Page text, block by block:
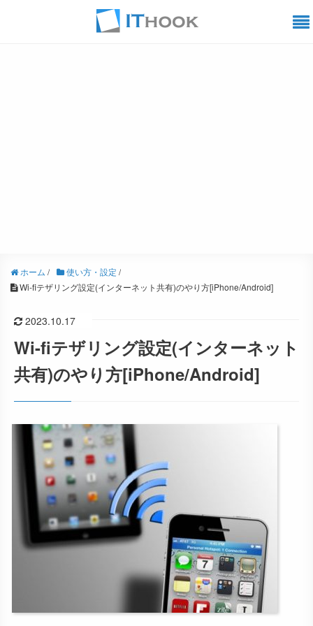
ホーム / 使い方・設定 /
Wi-fiテザリング設定(インターネット共有)のやり方[iPhone/Android]
2023.10.17
Wi-fiテザリング設定(インターネット
共有)のやり方[iPhone/Android]